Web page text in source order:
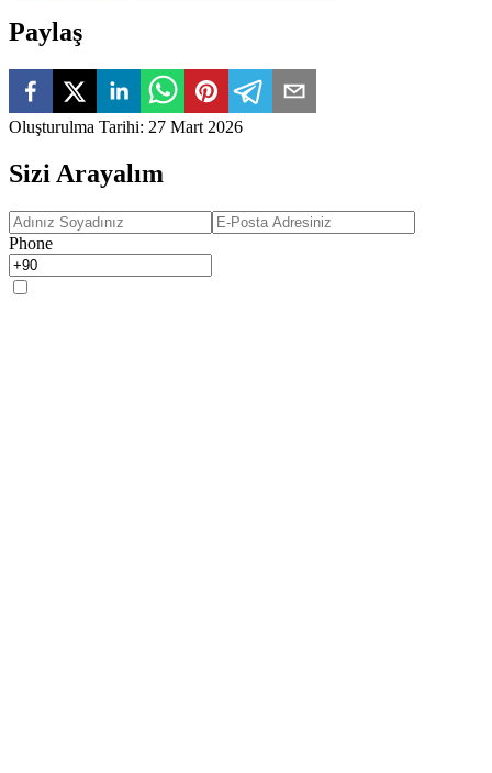
Paylaş
Oluşturulma Tarihi: 27 Mart 2026
Sizi Arayalım
Phone